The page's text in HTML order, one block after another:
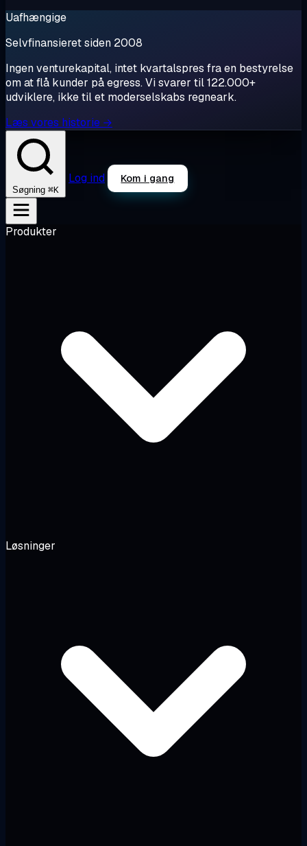
Uafhængige
Selvfinansieret siden 2008
Ingen venturekapital, intet kvartalspres fra en bestyrelse
om at flå kunder på egress. Vi svarer til 122.000+
udviklere, ikke til et moderselskabs regneark.
Læs vores historie →
Søgning ⌘K
Log ind Kom i gang
Produkter
Løsninger